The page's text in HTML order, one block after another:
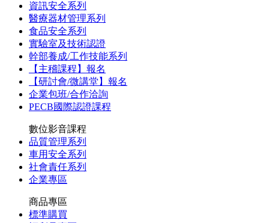
資訊安全系列
醫療器材管理系列
食品安全系列
實驗室及技術認證
幹部養成/工作技能系列
【主稽課程】報名
【研討會/微講堂】報名
企業包班/合作洽詢
PECB國際認證課程
數位影音課程
品質管理系列
車用安全系列
社會責任系列
企業專區
商品專區
標準購買